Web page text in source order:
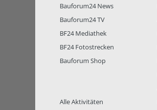
Bauforum24 News
Bauforum24 TV
BF24 Mediathek
BF24 Fotostrecken
Bauforum Shop
Alle Aktivitäten